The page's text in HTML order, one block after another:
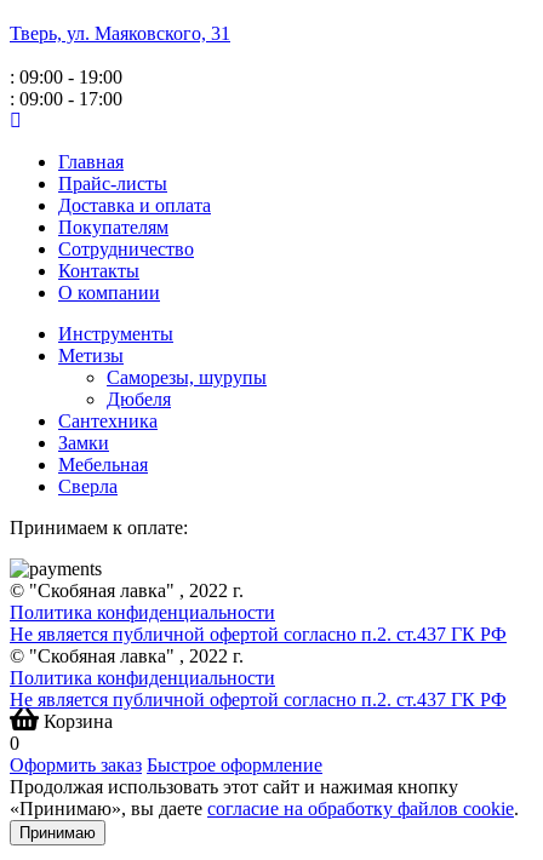
Тверь, ул. Маяковского, 31
: 09:00 - 19:00
: 09:00 - 17:00
Главная
Прайс-листы
Доставка и оплата
Покупателям
Сотрудничество
Контакты
О компании
Инструменты
Метизы
Саморезы, шурупы
Дюбеля
Сантехника
Замки
Мебельная
Сверла
Принимаем к оплате:
© "Скобяная лавка" , 2022 г.
Политика конфиденциальности
Не является публичной офертой согласно п.2. ст.437 ГК РФ
© "Скобяная лавка" , 2022 г.
Политика конфиденциальности
Не является публичной офертой согласно п.2. ст.437 ГК РФ
Корзина
0
Оформить заказ Быстрое оформление
Продолжая использовать этот сайт и нажимая кнопку
«Принимаю», вы даете согласие на обработку файлов cookie.
Принимаю